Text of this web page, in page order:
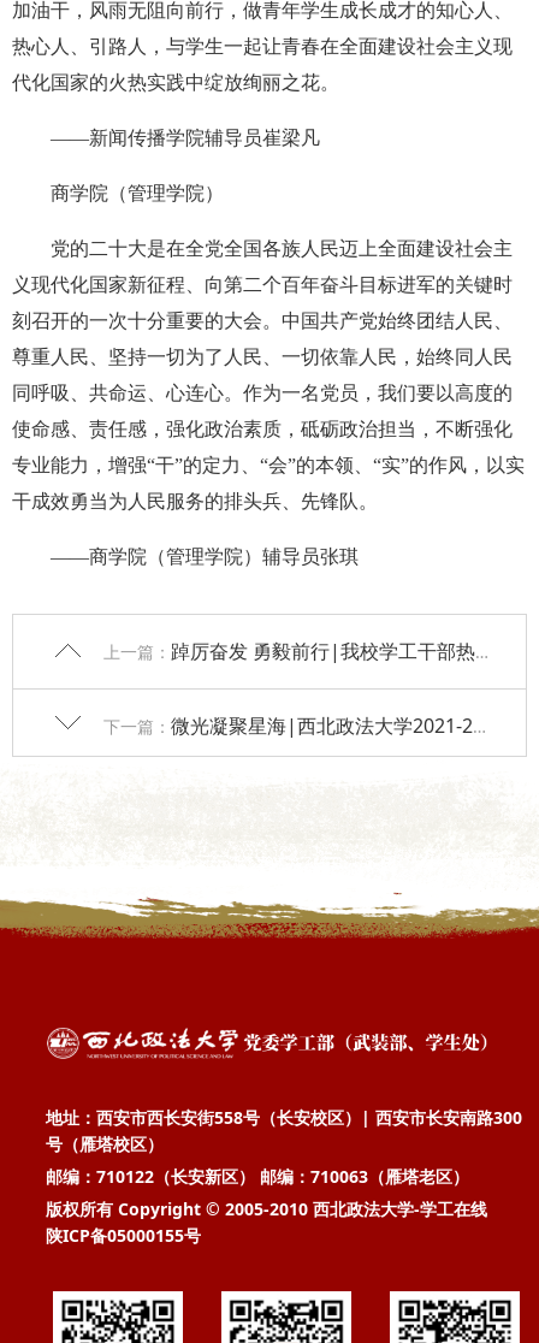
加油干，风雨无阻向前行，做青年学生成长成才的知心人、
热心人、引路人，与学生一起让青春在全面建设社会主义现
代化国家的火热实践中绽放绚丽之花。
——新闻传播学院辅导员崔梁凡
商学院（管理学院）
党的二十大是在全党全国各族人民迈上全面建设社会主
义现代化国家新征程、向第二个百年奋斗目标进军的关键时
刻召开的一次十分重要的大会。中国共产党始终团结人民、
尊重人民、坚持一切为了人民、一切依靠人民，始终同人民
同呼吸、共命运、心连心。作为一名党员，我们要以高度的
使命感、责任感，强化政治素质，砥砺政治担当，不断强化
专业能力，增强“干”的定力、“会”的本领、“实”的作风，以实
干成效勇当为人民服务的排头兵、先锋队。
——商学院（管理学院）辅导员张琪
上一篇： 踔厉奋发 勇毅前行|我校学工干部热议习近平总书记在中国共产党第二十次全国代表大会上的报告
下一篇： 微光凝聚星海|西北政法大学2021-2022年“优秀辅导员” 名单揭晓！
地址：西安市西长安街558号（长安校区）| 西安市长安南路300
号（雁塔校区）
邮编：710122（长安新区） 邮编：710063（雁塔老区）
版权所有 Copyright © 2005-2010 西北政法大学-学工在线
陕ICP备05000155号